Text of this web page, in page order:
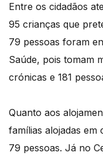
Entre os cidadãos
95 crianças que
79 pessoas foram
Saúde, pois tomam
crónicas e 181
Quanto aos
famílias alojadas em
79 pessoas. Já no